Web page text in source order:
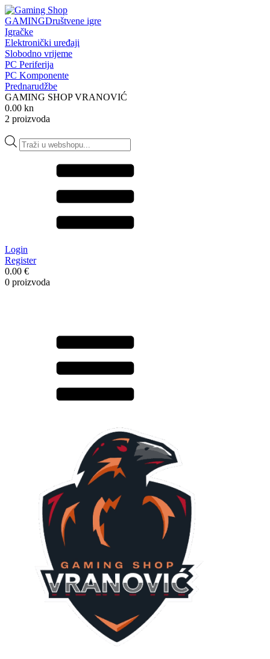
GAMINGDruštvene igre
Igračke
Elektronički uređaji
Slobodno vrijeme
PC Periferija
PC Komponente
Prednarudžbe
GAMING SHOP VRANOVIĆ
0.00 kn
2 proizvoda
Products
search
Login
Register
0.00 €
0 proizvoda